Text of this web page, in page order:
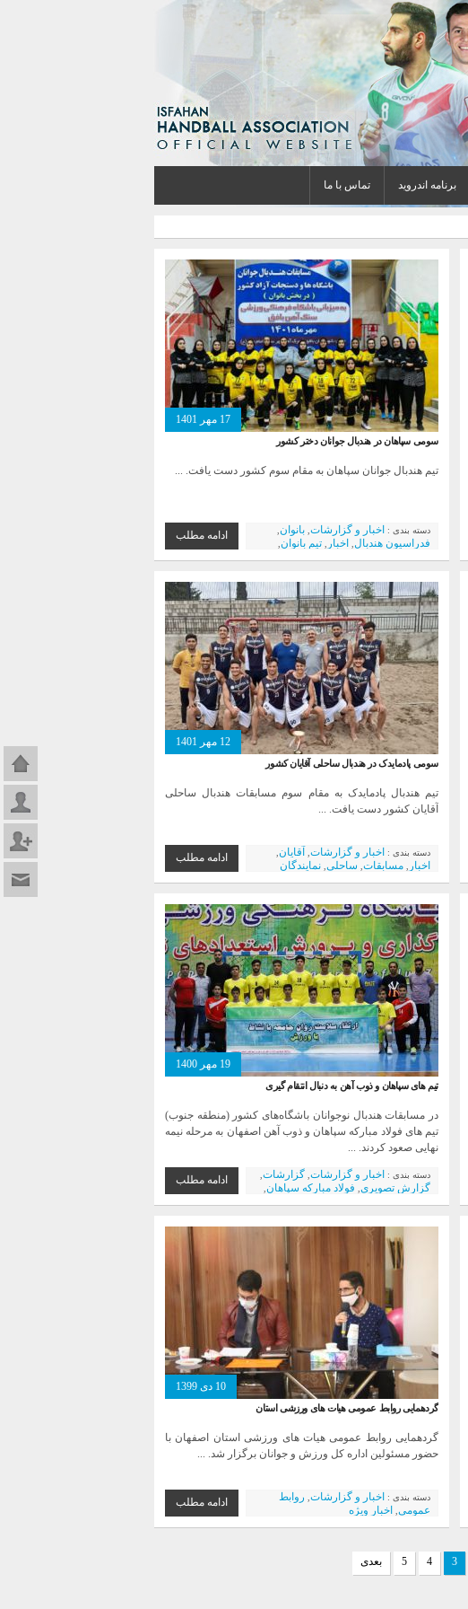
صفحه
ورود
عضویت
تماس با
برنامه اندروید تماس با ما
17 مهر 1401
سومی سپاهان در هندبال جوانان دختر کشور
تیم هندبال جوانان سپاهان به مقام سوم کشور دست یافت. ...
دسته بندی : اخبار و گزارشات بانوان
فدراسیون هندبال اخبار تیم بانوان
ادامه مطلب
12 مهر 1401
سومی پادمایدک در هندبال ساحلی آقایان کشور
تیم هندبال پادما‌یدک به مقام سوم مسابقات هندبال ساحلی
آقایان کشور دست یافت. ...
دسته بندی : اخبار و گزارشات آقایان
اخبار مسابقات ساحلی نمایندگان
ادامه مطلب
19 مهر 1400
تیم های سپاهان و ذوب آهن به دنبال انتقام گیری
در مسابقات هندبال نوجوانان باشگاه‌های کشور (منطقه جنوب)
تیم های فولاد مبارکه سپاهان و ذوب آهن اصفهان به مرحله نیمه
نهایی صعود کردند. ...
دسته بندی : اخبار و گزارشات گزارشات
گزارش تصویری فولاد مبارکه سپاهان
ادامه مطلب
10 دی 1399
گردهمایی روابط عمومی هیات های ورزشی استان
گردهمایی روابط عمومی هیات های ورزشی استان اصفهان با
حضور مسئولین اداره کل ورزش و جوانان برگزار شد. ...
دسته بندی : اخبار و گزارشات روابط
عمومی
اخبار ویژه
ادامه مطلب
3
4
5 بعدی